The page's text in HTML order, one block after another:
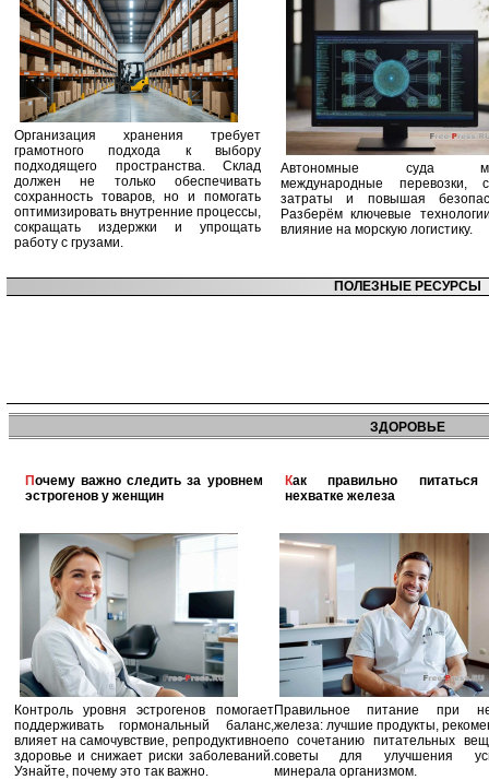
Организация хранения требует
грамотного подхода к выбору
подходящего пространства. Склад
должен не только обеспечивать
сохранность товаров, но и помогать
оптимизировать внутренние процессы,
сокращать издержки и упрощать
работу с грузами.
Автономные суда
международные перевозки,
затраты и повышая
Разберём ключевые
влияние на морскую логистику.
ПОЛЕЗНЫЕ РЕСУРСЫ
ЗДОРОВЬЕ
Почему важно следить за уровнем
эстрогенов у женщин
Контроль уровня эстрогенов помогает
поддерживать гормональный баланс,
влияет на самочувствие, репродуктивное
здоровье и снижает риски заболеваний.
Узнайте, почему это так важно.
Как правильно питаться при
нехватке железа
Правильное питание при
железа: лучшие продукты,
по сочетанию питательных
советы для улучшения
минерала организмом.